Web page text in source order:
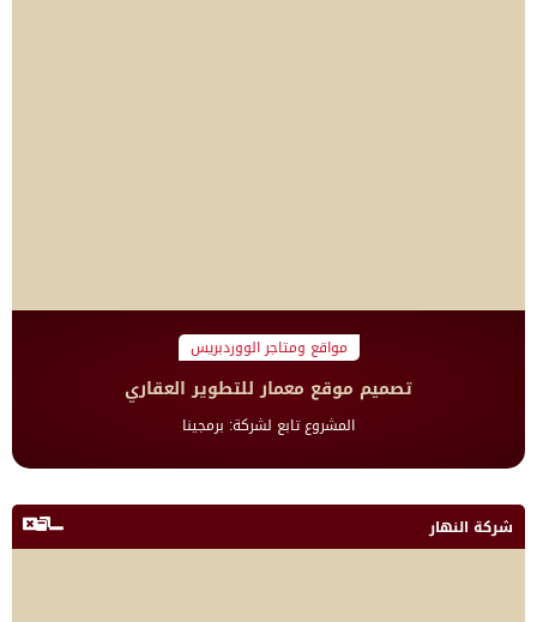
مواقع ومتاجر الووردبريس
تصميم موقع معمار للتطوير العقاري
المشروع تابع لشركة: برمجينا
شركة النهار